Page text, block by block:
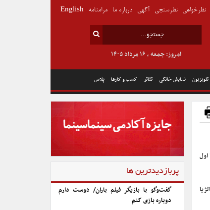
تلویزیون نمایش خانگی تئاتر کسب و کارها پلاس
امروز: جمعه , ۱۶ مرداد ۱۴۰۵
نظرخواهی نظرسنجی آگهی درباره ما مرامنامه English
که از ۳۰ شهریور تا اول
پربازدیدترین ها
گفت‌وگو با بازیگر فیلم باران/ دوست دارم
دوباره بازی کنم